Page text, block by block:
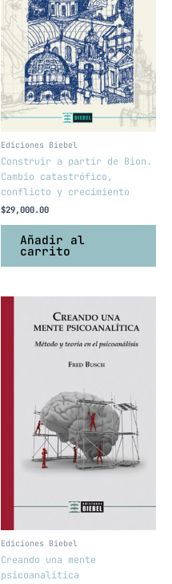
Ediciones Biebel
Construir a partir de Bion.
Cambio catastrófico,
conflicto y crecimiento
$29,000.00
Añadir al
carrito
Ediciones Biebel
Creando una mente
psicoanalítica